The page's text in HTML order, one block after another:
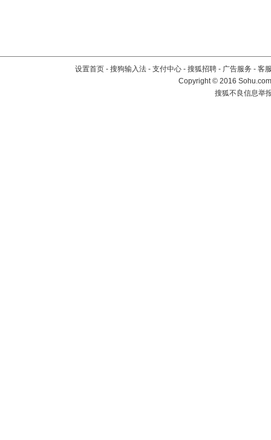
设置首页 - 搜狗输入法 - 支付中心 - 搜狐招聘 - 广告服务 - 客
Copyright©2016
搜狐不良信息举